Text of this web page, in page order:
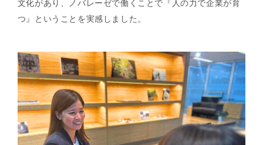
文化があり、ノバレーゼで働くことで『人の力で企業が育
つ』ということを実感しました。